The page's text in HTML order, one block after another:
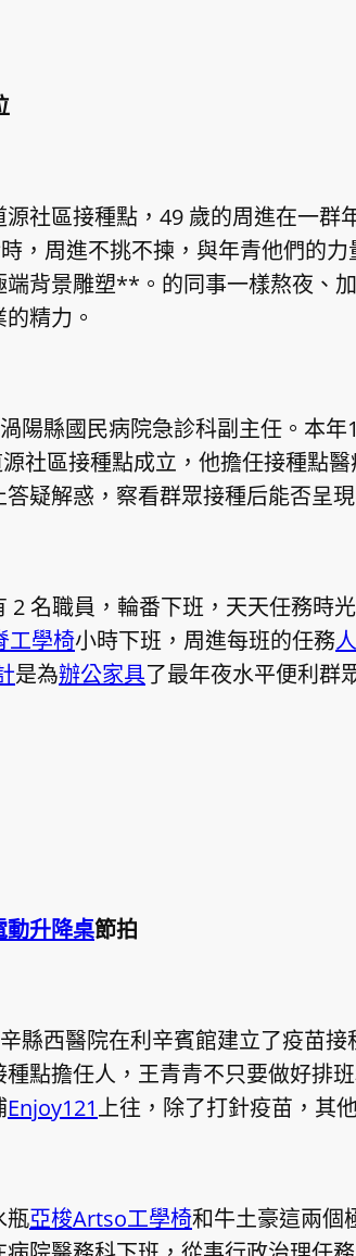
社區接種點，49 歲的周進在一群
，周進不挑不揀，與年青他們的
端背景雕塑**。的同事一樣熬夜、
精力。
陽縣國民病院急診科副主任。本
社區接種點成立，他擔任接種點
疑解惑，察看群眾接種后能否呈
2 名職員，輪番下班，天天任務時
工學椅小時下班，周進每班的任務
是為辦公家具了最年夜水平便利群
動升降桌節拍
縣西醫院在利辛賓館建立了疫苗
點擔任人，王青青不只要做好排
Enjoy121上往，除了打針疫苗，其
瓶亞梭Artso工學椅和牛土豪這兩個